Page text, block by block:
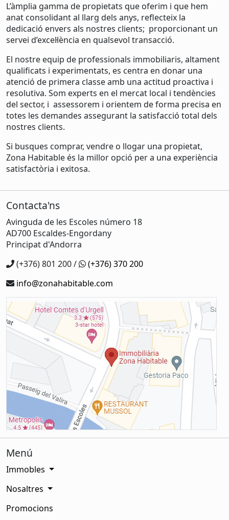
L’àmplia gamma de propietats que oferim i que hem
anat consolidant al llarg dels anys, reflecteix la
dedicació envers als nostres clients; proporcionant un
servei d’excel·lència en qualsevol transacció.
El nostre equip de professionals immobiliaris, altament
qualificats i experimentats, es centra en donar una
atenció de primera classe amb una actitud proactiva i
resolutiva. Som experts en el mercat local i tendències
del sector, i assessorem i orientem de forma precisa en
totes les demandes assegurant la satisfacció total dels
nostres clients.
Si busques comprar, vendre o llogar una propietat,
Zona Habitable és la millor opció per a una experiència
satisfactòria i exitosa.
Contacta'ns
Avinguda de les Escoles número 18
AD700 Escaldes-Engordany
Principat d'Andorra
(+376) 801 200 /
(+376) 370 200
info@zonahabitable.com
Menú
Immobles
Nosaltres
Promocions